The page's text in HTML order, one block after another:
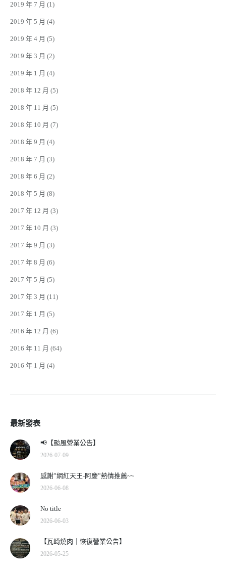
2019 年 7 月 (1)
2019 年 5 月 (4)
2019 年 4 月 (5)
2019 年 3 月 (2)
2019 年 1 月 (4)
2018 年 12 月 (5)
2018 年 11 月 (5)
2018 年 10 月 (7)
2018 年 9 月 (4)
2018 年 7 月 (3)
2018 年 6 月 (2)
2018 年 5 月 (8)
2017 年 12 月 (3)
2017 年 10 月 (3)
2017 年 9 月 (3)
2017 年 8 月 (6)
2017 年 5 月 (5)
2017 年 3 月 (11)
2017 年 1 月 (5)
2016 年 12 月 (6)
2016 年 11 月 (64)
2016 年 1 月 (4)
最新發表
📢【颱風營業公告】
2026-07-09
感謝”網紅天王-阿慶”熱情推薦~~
2026-06-08
No title
2026-06-03
【瓦崎燒肉｜恢復營業公告】
2026-05-25